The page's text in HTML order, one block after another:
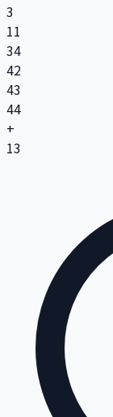
3
11
34
42
43
44
+
13